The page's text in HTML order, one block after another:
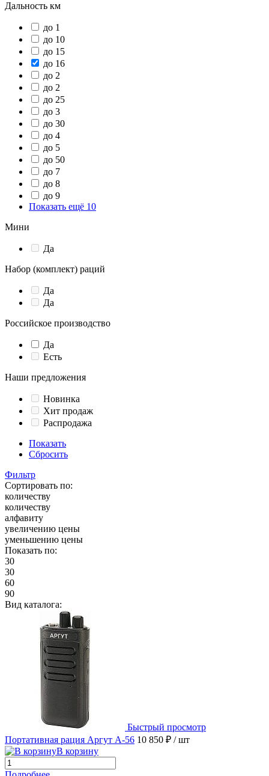
Дальность км
до 1
до 10
до 15
до 16
до 2
до 2
до 25
до 3
до 30
до 4
до 5
до 50
до 7
до 8
до 9
Показать ещё 10
Мини
Да
Набор (комплект) раций
Да
Да
Российское производство
Да
Есть
Наши предложения
Новинка
Хит продаж
Распродажа
Показать
Сбросить
Фильтр
Сортировать по:
количеству
количеству
алфавиту
увеличению цены
уменьшению цены
Показать по:
30
30
60
90
Вид каталога:
Быстрый просмотр
Портативная рация Аргут А-56 10 850 ₽ / шт
В корзину